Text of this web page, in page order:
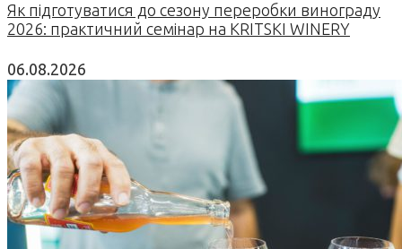
Як підготуватися до сезону переробки винограду
2026: практичний семінар на KRITSKI WINERY
06.08.2026